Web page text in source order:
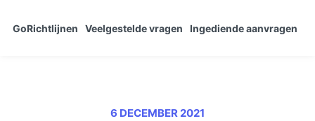
GoRichtlijnen Veelgestelde vragen Ingediende aanvragen
6 DECEMBER 2021